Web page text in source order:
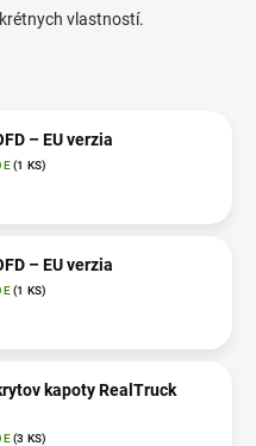
vlastností.
– EU verzia
(1 KS)
– EU verzia
(1 KS)
kapoty RealTruck
(3 KS)